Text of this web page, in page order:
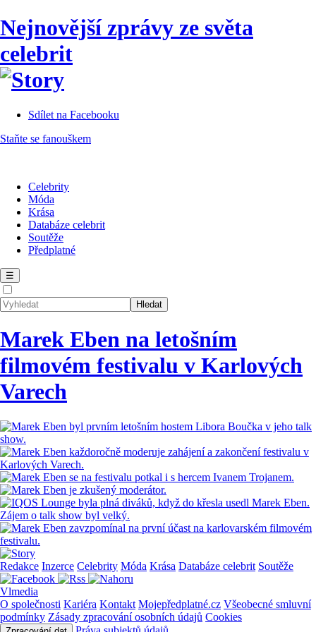
Nejnovější zprávy ze světa
celebrit
Sdílet na Facebooku
Staňte se fanouškem
Celebrity
Móda
Krása
Databáze celebrit
Soutěže
Předplatné
☰
Marek Eben na letošním
filmovém festivalu v Karlových
Varech
Redakce Inzerce Celebrity Móda Krása Databáze celebrit Soutěže
Vlmedia
O společnosti Kariéra Kontakt Mojepředplatné.cz Všeobecné smluvní
podmínky Zásady zpracování osobních údajů Cookies